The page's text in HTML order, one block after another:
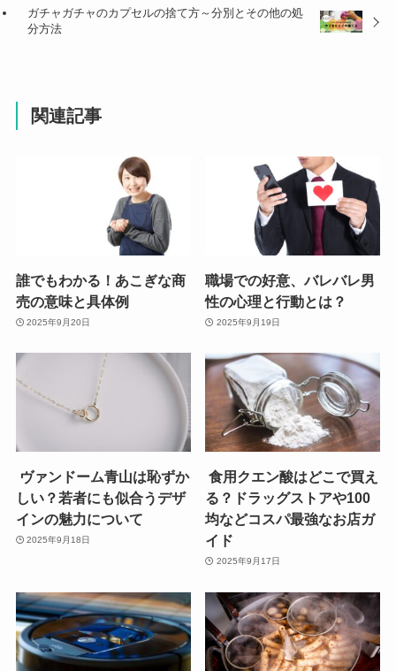
ガチャガチャのカプセルの捨て方～分別とその他の処
分方法
関連記事
誰でもわかる！あこぎな商
売の意味と具体例
2025年9月20日
職場での好意、バレバレ男
性の心理と行動とは？
2025年9月19日
ヴァンドーム青山は恥ずか
しい？若者にも似合うデザ
インの魅力について
2025年9月18日
食用クエン酸はどこで買え
る？ドラッグストアや100
均などコスパ最強なお店ガ
イド
2025年9月17日